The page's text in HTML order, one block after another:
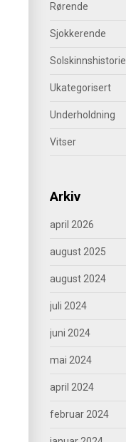
Rørende
Sjokkerende
Solskinnshistorie
Ukategorisert
Underholdning
Vitser
Arkiv
april 2026
august 2025
august 2024
juli 2024
juni 2024
mai 2024
april 2024
februar 2024